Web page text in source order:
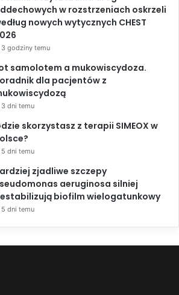
w rozstrzeniach oskrzeli
nowych wytycznych CHEST
3 godziny temu
samolotem a mukowiscydoza.
dla pacjentów z
3 dni temu
skorzystasz z terapii SIMEOX w
5 dni temu
zjadliwe szczepy
aeruginosa silniej
biofilm wielogatunkowy
5 dni temu